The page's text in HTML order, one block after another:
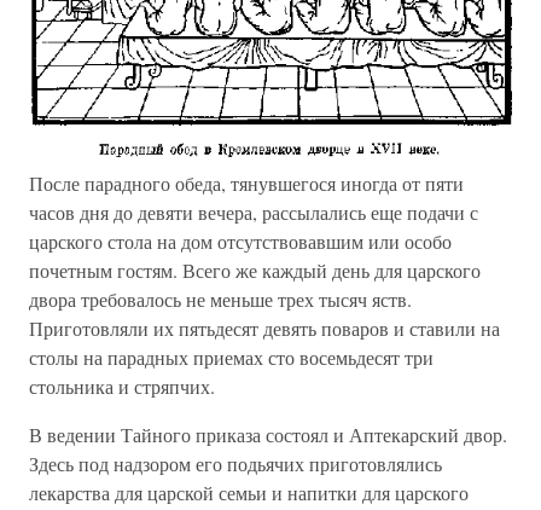
После парадного обеда, тянувшегося иногда от пяти
часов дня до девяти вечера, рассылались еще подачи с
царского стола на дом отсутствовавшим или особо
почетным гостям. Всего же каждый день для царского
двора требовалось не меньше трех тысяч яств.
Приготовляли их пятьдесят девять поваров и ставили на
столы на парадных приемах сто восемьдесят три
стольника и стряпчих.
В ведении Тайного приказа состоял и Аптекарский двор.
Здесь под надзором его подьячих приготовлялись
лекарства для царской семьи и напитки для царского